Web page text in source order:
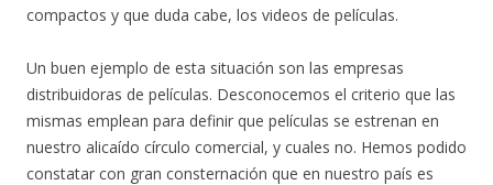
compactos y que duda cabe, los videos de películas.
Un buen ejemplo de esta situación son las empresas
distribuidoras de películas. Desconocemos el criterio que las
mismas emplean para definir que películas se estrenan en
nuestro alicaído círculo comercial, y cuales no. Hemos podido
constatar con gran consternación que en nuestro país es